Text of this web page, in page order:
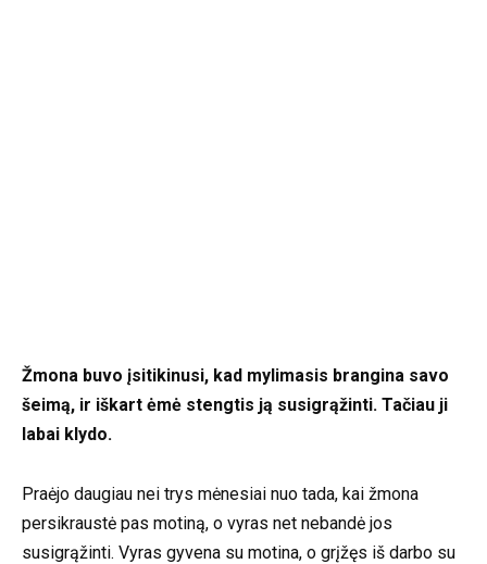
Žmona buvo įsitikinusi, kad mylimasis brangina savo
šeimą, ir iškart ėmė stengtis ją susigrąžinti. Tačiau ji
labai klydo.
Praėjo daugiau nei trys mėnesiai nuo tada, kai žmona
persikraustė pas motiną, o vyras net nebandė jos
susigrąžinti. Vyras gyvena su motina, o grįžęs iš darbo su